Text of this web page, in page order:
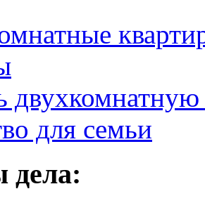
для семьи
дела: